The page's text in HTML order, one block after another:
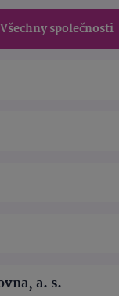
Všechny společnosti
a. s.